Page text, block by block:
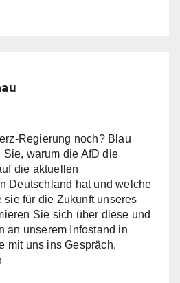
Regierung noch? Blau
Sie, warum die AfD die
die aktuellen
Deutschland hat und welche
sie für die Zukunft unseres
Sie sich über diese und
an unserem Infostand in
mit uns ins Gespräch,